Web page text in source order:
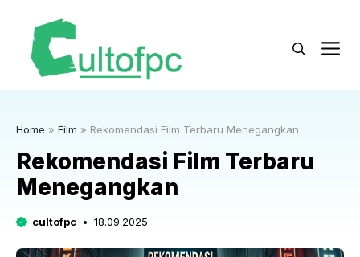
Home » Film » Rekomendasi Film Terbaru Menegangkan
Rekomendasi Film Terbaru
Menegangkan
cultofpc 18.09.2025